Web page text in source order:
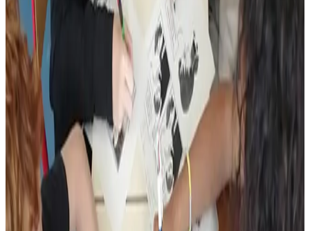
qu’elle peut être moderne. »
La traduction, c’est la classe de Marine Gloaguen qui s’en est
chargée. Cette professeure d’allemand, qui enseigne aussi le breton
depuis une quinzaine d’années, n’a pas eu à beaucoup argumenter
pour convaincre ses élèves de 6e de se mettre au travail. « Quand je
leur en ai parlé, ils ont tous hurlé et sauté partout. Ils étaient super
contents », raconte l’enseignante du collège Jakez Riou, à Quimper
(Finistère).
Près de 2.000 exemplaires imprimés
Les deux classes de 6e ont travaillé sur le tome I et les 4e sur le tome
II. Non sans mal, il faut le reconnaître. « C’est un exercice difficile
car il y a beaucoup de jeux de mots et un humour cinglant. On en
parlait entre professeurs pour trouver la meilleure adaptation. Je suis
fière du résultat. Et ça permet de montrer aux élèves quel intérêt »,
assure Marine Gloaguen.